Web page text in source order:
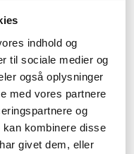
indhold og
til sociale medier og
også oplysninger
med vores partnere
og
kombinere disse
givet dem, eller
orden i dine papirer på
kan du sørge for at
du nemt kan tilgå dem
også for at de papirer
udvalg igennem af
dem du har brug for.
udvalget her på siden
afklemmer, nåle og
varianter af